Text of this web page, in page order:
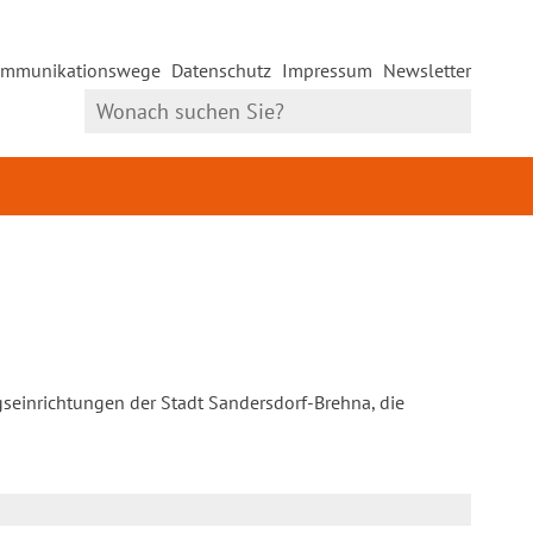
Datenschutz Impressum Newsletter
der Stadt Sandersdorf-Brehna, die